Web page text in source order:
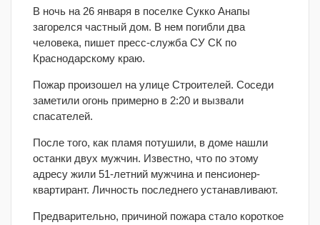
В ночь на 26 января в поселке Сукко Анапы
загорелся частный дом. В нем погибли два
человека, пишет пресс-служба СУ СК по
Краснодарскому краю.
Пожар произошел на улице Строителей. Соседи
заметили огонь примерно в 2:20 и вызвали
спасателей.
После того, как пламя потушили, в доме нашли
останки двух мужчин. Известно, что по этому
адресу жили 51-летний мужчина и пенсионер-
квартирант. Личность последнего устанавливают.
Предварительно, причиной пожара стало короткое